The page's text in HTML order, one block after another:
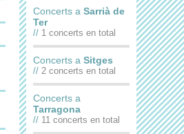
Concerts a Sarrià de
Ter
//1 concerts en total
Concerts a Sitges
//2 concerts en total
Concerts a
Tarragona
//11 concerts en total